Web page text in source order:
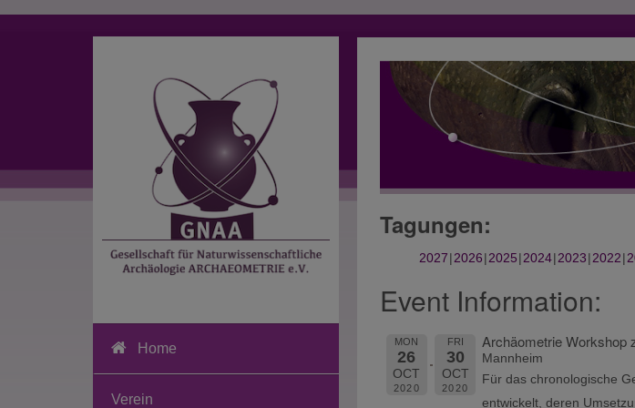
Home
Verein
Tagungen:
2027 2026 2025 2024 2023 2022
Event Information:
MON
26
OCT
2020
FRI
30
OCT
2020
Archäometrie Workshop
Mannheim
Für das chronologische
entwickelt, deren